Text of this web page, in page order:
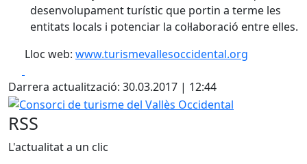
desenvolupament turístic que portin a terme les
entitats locals i potenciar la col·laboració entre elles.
Lloc web: www.turismevallesoccidental.org
Darrera actualització: 30.03.2017 | 12:44
Consorci de turisme del Vallès Occidental
RSS
L'actualitat a un clic